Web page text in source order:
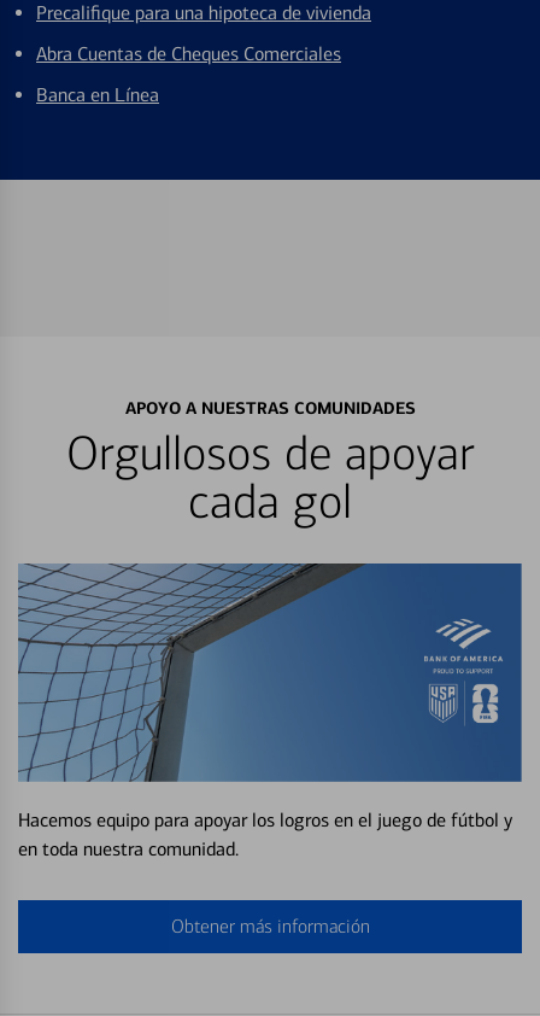
Precalifique para una hipoteca de vivienda
Abra Cuentas de Cheques Comerciales
Banca en Línea
APOYO A NUESTRAS COMUNIDADES
Orgullosos de apoyar
cada gol
Hacemos equipo para apoyar los logros en el juego de fútbol y
en toda nuestra comunidad.
Obtener más información